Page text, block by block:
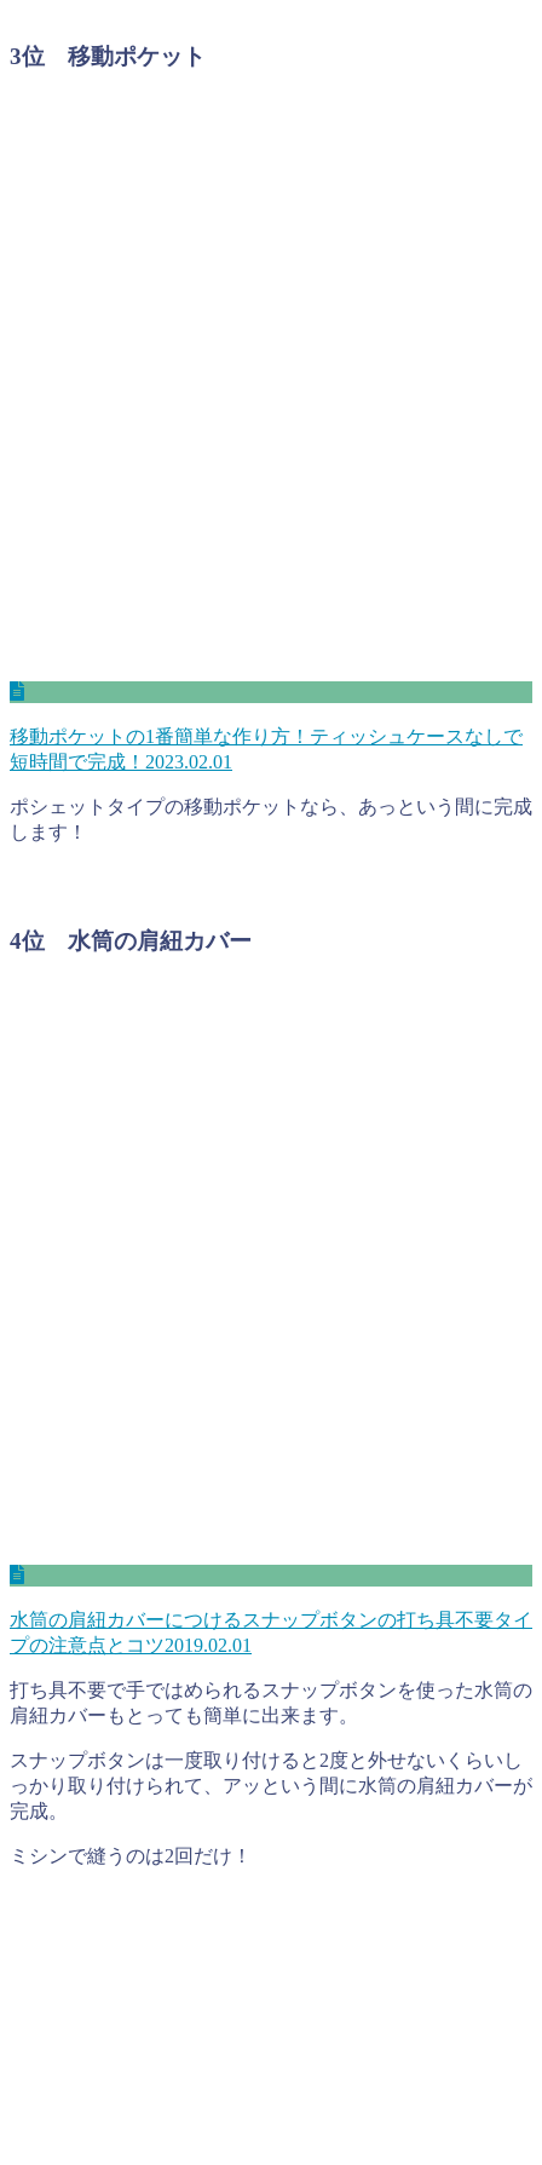
3位 移動ポケット
移動ポケットの1番簡単な作り方！ティッシュケースなしで
短時間で完成！ 2023.02.01
ポシェットタイプの移動ポケットなら、あっという間に完成
します！
4位 水筒の肩紐カバー
水筒の肩紐カバーにつけるスナップボタンの打ち具不要タイ
プの注意点とコツ2019.02.01
打ち具不要で手ではめられるスナップボタンを使った水筒の
肩紐カバーもとっても簡単に出来ます。
スナップボタンは一度取り付けると2度と外せないくらいし
っかり取り付けられて、アッという間に水筒の肩紐カバーが
完成。
ミシンで縫うのは2回だけ！